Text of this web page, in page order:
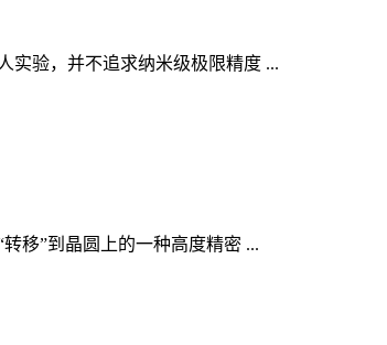
实验，并不追求纳米级极限精度 ...
移”到晶圆上的一种高度精密 ...